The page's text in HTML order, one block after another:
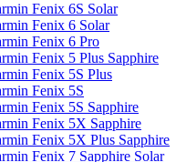
Fenix 6S Solar
Fenix 6 Solar
Fenix 6 Pro
Fenix 5 Plus Sapphire
Fenix 5S Plus
Fenix 5S
Fenix 5S Sapphire
Fenix 5X Sapphire
Fenix 5X Plus Sapphire
Fenix 7 Sapphire Solar